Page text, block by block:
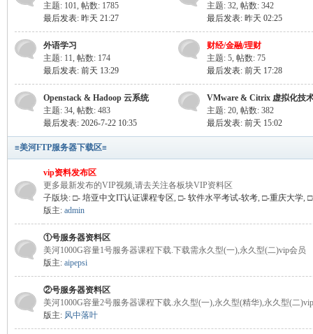
(主
主题: 101, 帖数: 1785
最后发表: 昨天 21:27
主题: 32, 帖数: 342
最后发表: 昨天 02:25
外语学习
主题: 11, 帖数: 174
最后发表: 前天 13:29
财经/金融/理财
主题: 5, 帖数: 75
最后发表: 前天 17:28
Openstack & Hadoop 云系统
主题: 34, 帖数: 483
最后发表: 2026-7-22 10:35
VMware & Citrix 虚拟化技
主题: 20, 帖数: 382
最后发表: 前天 15:02
≡美河FTP服务器下载区≡
vip资料发布区
更多最新发布的VIP视频,请去关注各板块VIP资料区
子版块: □- 培亚中文IT认证课程专区, □- 软件水平考试-软考, □-重庆大学,
版主: admin
①号服务器资料区
美河1000G容量1号服务器课程下载.下载需永久型(一),永久型(二)vip会员
版主: aipepsi
②号服务器资料区
美河1000G容量2号服务器课程下载.永久型(一),永久型(精华),永久型(二
版主: 风中落叶